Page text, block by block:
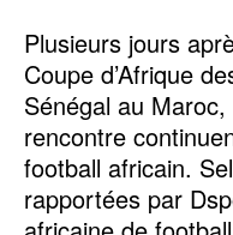
‎Plusieurs jours
Coupe d’Afrique
Sénégal au
rencontre
football africain.
rapportées par